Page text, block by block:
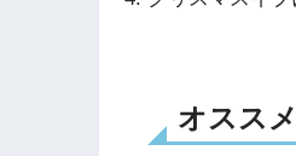
オスス